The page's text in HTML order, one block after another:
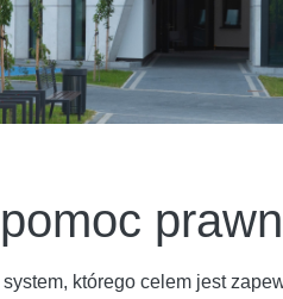
którego celem jest